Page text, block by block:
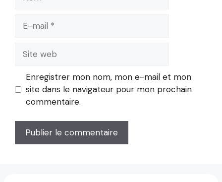
mail
Site
web
Enregistrer mon nom, mon e-mail et mon
site dans le navigateur pour mon prochain
commentaire.